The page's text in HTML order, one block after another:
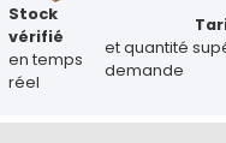
Stock
vérifié
en temps
réel
et quantité
demande